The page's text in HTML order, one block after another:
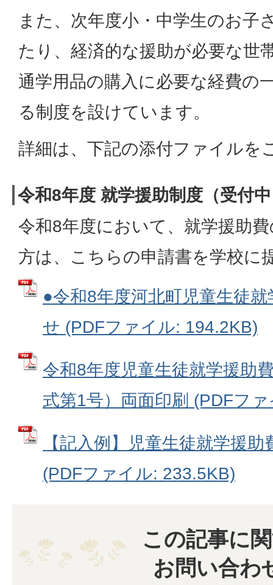
また、次年度小・中学生のお子
たり、経済的な援助が必要な世
通学用品の購入に必要な経費の
る制度を設けています。
詳細は、下記の添付ファイルを
令和8年度 就学援助制度（受付
令和8年度において、就学援助
方は、こちらの申請書を学校に
●令和8年度河北町児童生徒
せ (PDFファイル: 194.2KB)
令和8年度児童生徒就学援助
式第1号）両面印刷 (PDFフ
【記入例】児童生徒就学援
(PDFファイル: 233.5KB)
この記事に
お問い合わ